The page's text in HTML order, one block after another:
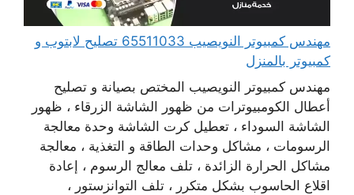
مهندس كمبيوتر النويصيب 65511033 تصليح لابتوب و
كمبيوتر بالمنزل
مهندس كمبيوتر النويصيب المختص بصيانة و تصليح
أعطال الكومبيوترات من ظهور الشاشة الزرقاء ، ظهور
الشاشة السوداء ، تعطيل كرت الشاشة وحدة معالجة
الرسومات ، مشاكل وحدات الطاقة و التغذية ، معالجة
مشاكل الحرارة الزائدة ، تلف معالج الرسوم ، إعادة
اقلاع الحاسوب بشكل متكرر ، تلف التوانزستور ،